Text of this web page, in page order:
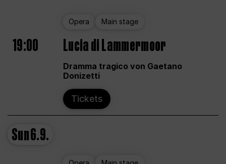
Opera Main stage
19:00 Lucia di Lammermoor
Dramma tragico von Gaetano
Donizetti
Tickets
Sun6.9.